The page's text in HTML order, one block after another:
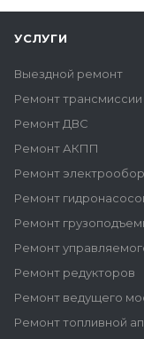
УСЛУГИ
Выездной ремонт
Ремонт трансмиссии
Ремонт ДВС
Ремонт АКПП
Ремонт
Ремонт
Ремонт
Ремонт
Ремонт редукторов
Ремонт ведущего
Ремонт топливной